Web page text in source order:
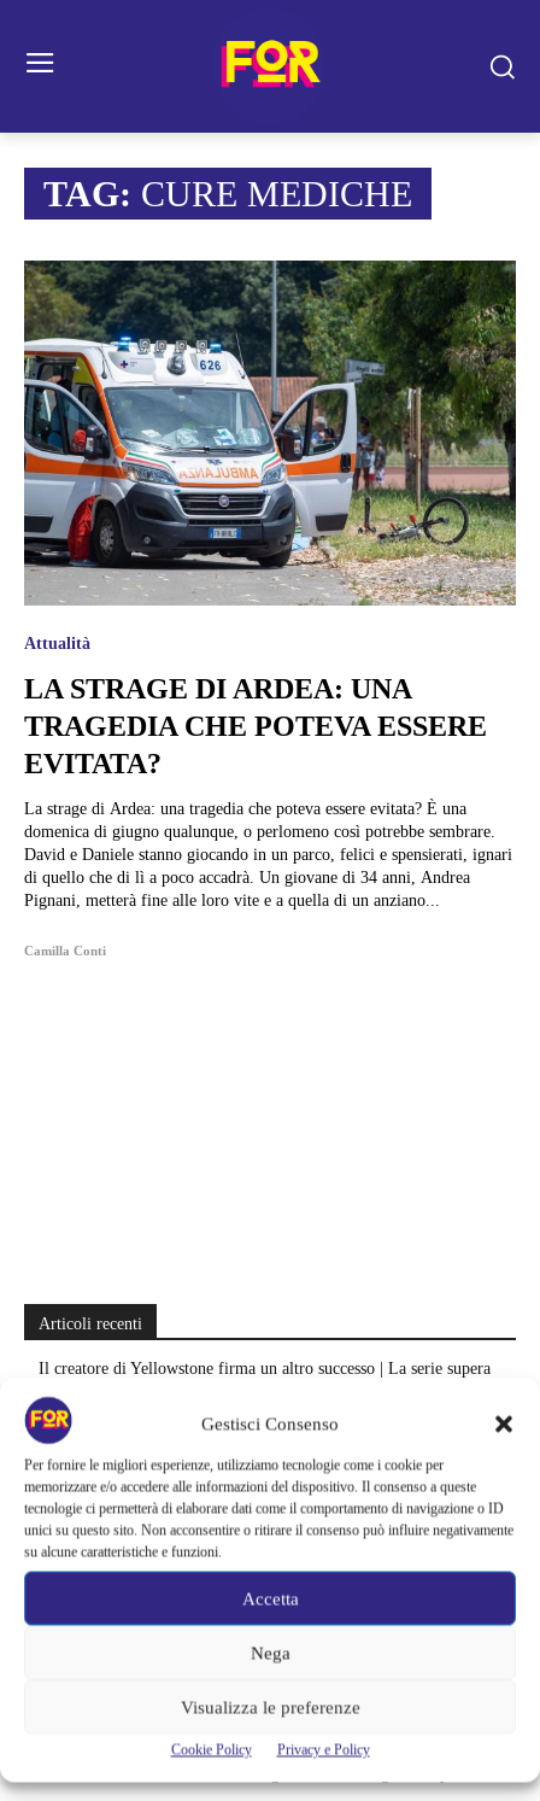
Gestisci Consenso
Per fornire le migliori esperienze, utilizziamo tecnologie come i cookie per
memorizzare e/o accedere alle informazioni del dispositivo. Il consenso a queste
tecnologie ci permetterà di elaborare dati come il comportamento di navigazione o ID
unici su questo sito. Non acconsentire o ritirare il consenso può influire negativamente
su alcune caratteristiche e funzioni.
Accetta
Nega
Visualizza le preferenze
Cookie Policy Privacy e Policy
TAG: CURE MEDICHE
Attualità
LA STRAGE DI ARDEA: UNA
TRAGEDIA CHE POTEVA ESSERE
EVITATA?
La strage di Ardea: una tragedia che poteva essere evitata? È una
domenica di giugno qualunque, o perlomeno così potrebbe sembrare.
David e Daniele stanno giocando in un parco, felici e spensierati, ignari
di quello che di lì a poco accadrà. Un giovane di 34 anni, Andrea
Pignani, metterà fine alle loro vite e a quella di un anziano...
Camilla Conti
Articoli recenti
Il creatore di Yellowstone firma un altro successo | La serie supera
Fallout e One Piece: il risultato è eccezionale
Ted Lasso cambia completamente squadra | La quarta stagione riparte
dal calcio femminile: perché è la scelta più coerente
Monster affronta il caso Lizzie Borden, Netflix svela data e prime
immagini: cosa anticipano sulla nuova stagione
Ready Player Two torna a dare segnali di vita | Zak Penn conferma il
lavoro sul sequel: cosa manca per far partire il film
documentari in arrivo: i titoli da non perdere
Spider-Man: Brand New Day riapre una vecchia ferita | Il finale